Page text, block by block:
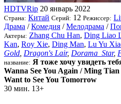
HDTVRip 20 январь 2022
Страна: Китай Серий: 12 Режиссер:
Драма /Комедия /Мелодрама /
Актеры: Zhang Chu Han, Ding Liao
Kan, Roy Xie, Ding Man, Lu Yu
Gold Dragon's Lair, Dorama_Star,
название: Я тоже хочу увидеть
Wanna See You Again / Ming
Want to See You Tomorrow
30 мин. 13+